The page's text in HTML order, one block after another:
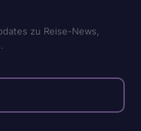
zu Reise-News,